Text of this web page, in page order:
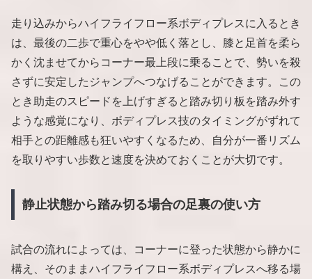
走り込みからハイフライフロー系ボディプレスに入るとき
は、最後の二歩で重心をやや低く落とし、膝と足首を柔ら
かく沈ませてからコーナー最上段に乗ることで、勢いを殺
さずに安定したジャンプへつなげることができます。この
とき助走のスピードを上げすぎると踏み切り板を踏み外す
ような感覚になり、ボディプレス技のタイミングがずれて
相手との距離感も狂いやすくなるため、自分が一番リズム
を取りやすい歩数と速度を決めておくことが大切です。
静止状態から踏み切る場合の足裏の使い方
試合の流れによっては、コーナーに登った状態から静かに
構え、そのままハイフライフロー系ボディプレスへ移る場